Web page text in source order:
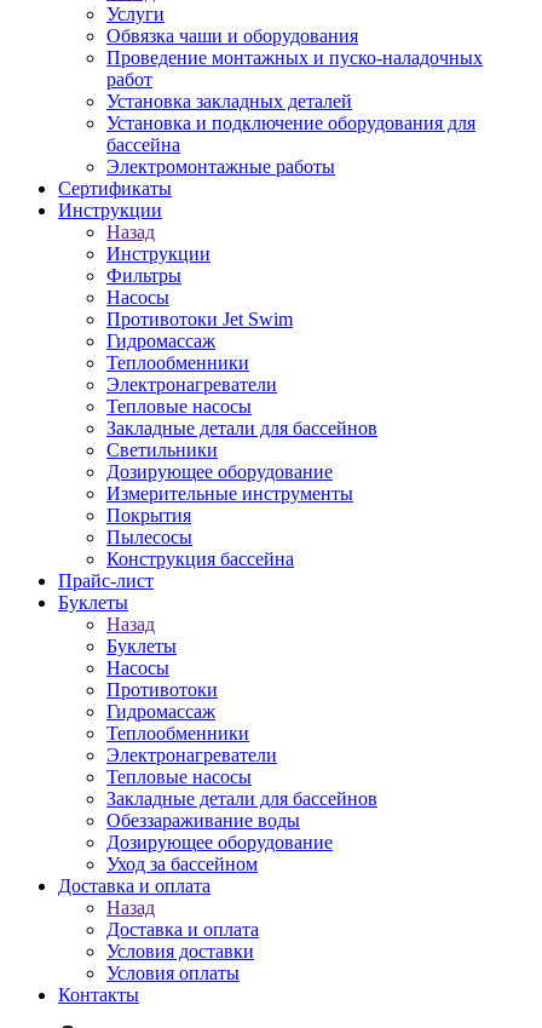
Услуги
Обвязка чаши и оборудования
Проведение монтажных и пуско-наладочных
работ
Установка закладных деталей
Установка и подключение оборудования для
бассейна
Электромонтажные работы
Сертификаты
Инструкции
Назад
Инструкции
Фильтры
Насосы
Противотоки Jet Swim
Гидромассаж
Теплообменники
Электронагреватели
Тепловые насосы
Закладные детали для бассейнов
Светильники
Дозирующее оборудование
Измерительные инструменты
Покрытия
Пылесосы
Конструкция бассейна
Прайс-лист
Буклеты
Назад
Буклеты
Насосы
Противотоки
Гидромассаж
Теплообменники
Электронагреватели
Тепловые насосы
Закладные детали для бассейнов
Обеззараживание воды
Дозирующее оборудование
Уход за бассейном
Доставка и оплата
Назад
Доставка и оплата
Условия доставки
Условия оплаты
Контакты